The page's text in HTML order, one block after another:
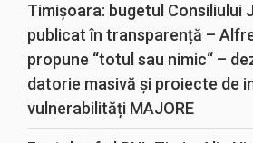
Timișoara: bugetul Consiliului
publicat în transparență –
propune “totul sau nimic“ –
datorie masivă și proiecte de
vulnerabilități MAJORE